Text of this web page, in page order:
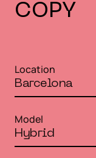
COPY
Location
Barcelona
Model
Hybrid